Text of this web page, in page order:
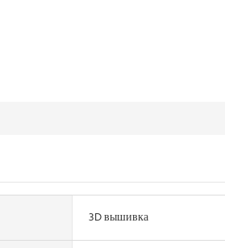
3D вышивка